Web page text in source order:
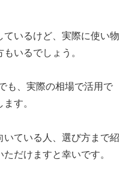
いるけど、実際に使い物
いるでしょう。
も、実際の相場で活用で
す。
ている人、選び方まで紹
だけますと幸いです。